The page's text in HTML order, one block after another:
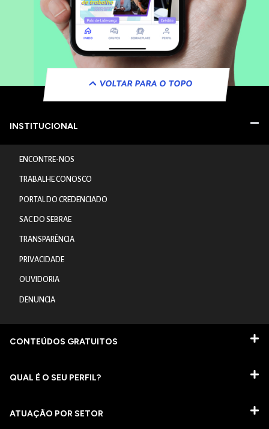
VOLTAR PARA O TOPO
INSTITUCIONAL
ENCONTRE-NOS
TRABALHE CONOSCO
PORTAL DO CREDENCIADO
SAC DO SEBRAE
TRANSPARÊNCIA
PRIVACIDADE
OUVIDORIA
DENUNCIA
CONTEÚDOS GRATUITOS
QUAL É O SEU PERFIL?
ATUAÇÃO POR SETOR